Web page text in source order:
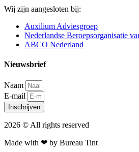
Wij zijn aangesloten bij:
Auxilium Adviesgroep
Nederlandse Beroepsorganisatie
ABCO Nederland
Nieuwsbrief
Naam
E-mail
Inschrijven
2026 © All rights reserved​
Made with ❤ by Bureau Tint